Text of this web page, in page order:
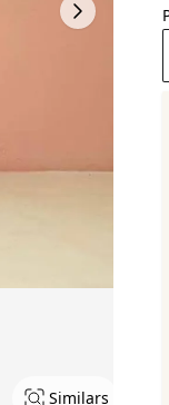
Similars